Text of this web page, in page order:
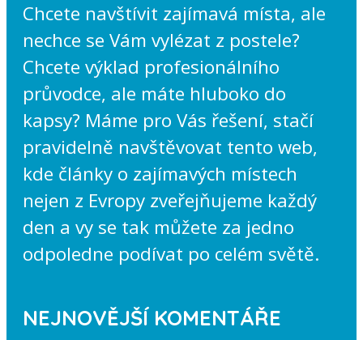
Chcete navštívit zajímavá místa, ale
nechce se Vám vylézat z postele?
Chcete výklad profesionálního
průvodce, ale máte hluboko do
kapsy? Máme pro Vás řešení, stačí
pravidelně navštěvovat tento web,
kde články o zajímavých místech
nejen z Evropy zveřejňujeme každý
den a vy se tak můžete za jedno
odpoledne podívat po celém světě.
NEJNOVĚJŠÍ KOMENTÁŘE